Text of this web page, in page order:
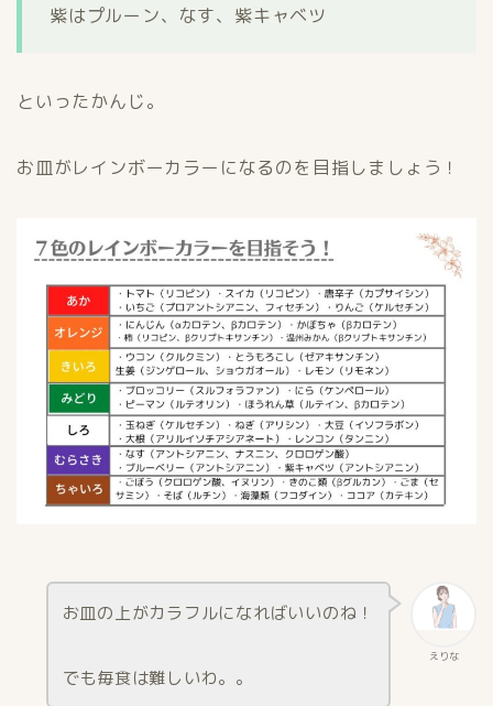
紫はプルーン、なす、紫キャベツ
といったかんじ。
お皿がレインボーカラーになるのを目指しましょう！
えりな
お皿の上がカラフルになればいいのね！
でも毎食は難しいわ。。